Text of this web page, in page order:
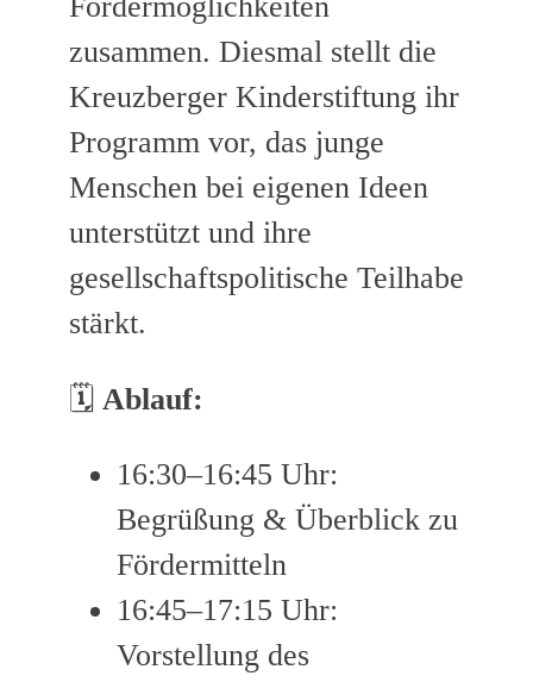
zusammen. Diesmal stellt die
Kreuzberger Kinderstiftung ihr
Programm vor, das junge
Menschen bei eigenen Ideen
unterstützt und ihre
gesellschaftspolitische Teilhabe
stärkt.
🗓️ Ablauf:
16:30–16:45 Uhr:
Begrüßung & Überblick zu
Fördermitteln
16:45–17:15 Uhr:
Vorstellung des